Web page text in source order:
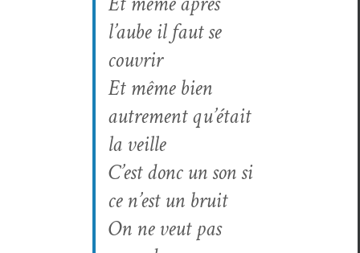
l’aube il faut se
couvrir
Et même bien
autrement qu’é­tait
la veille
C’est donc un son si
ce n’est un bruit
On ne veut pas